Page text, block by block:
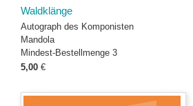
Waldklänge
Autograph des Komponisten
Mandola
Mindest-Bestellmenge 3
5,00 €